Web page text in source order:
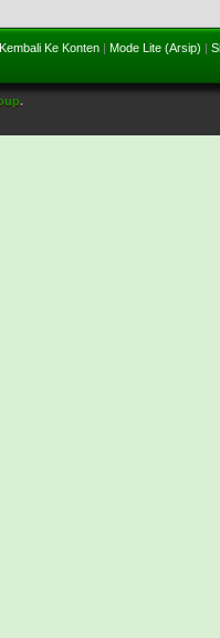
Kembali Ke Konten | Mode Lite (Arsip) |
.